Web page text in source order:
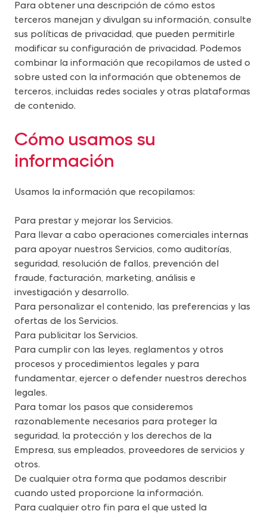
Para obtener una descripción de cómo estos
terceros manejan y divulgan su información, consulte
sus políticas de privacidad, que pueden permitirle
modificar su configuración de privacidad. Podemos
combinar la información que recopilamos de usted o
sobre usted con la información que obtenemos de
terceros, incluidas redes sociales y otras plataformas
de contenido.
Cómo usamos su
información
Usamos la información que recopilamos:
Para prestar y mejorar los Servicios.
Para llevar a cabo operaciones comerciales internas
para apoyar nuestros Servicios, como auditorías,
seguridad, resolución de fallos, prevención del
fraude, facturación, marketing, análisis e
investigación y desarrollo.
Para personalizar el contenido, las preferencias y las
ofertas de los Servicios.
Para publicitar los Servicios.
Para cumplir con las leyes, reglamentos y otros
procesos y procedimientos legales y para
fundamentar, ejercer o defender nuestros derechos
legales.
Para tomar los pasos que consideremos
razonablemente necesarios para proteger la
seguridad, la protección y los derechos de la
Empresa, sus empleados, proveedores de servicios y
otros.
De cualquier otra forma que podamos describir
cuando usted proporcione la información.
Para cualquier otro fin para el que usted la